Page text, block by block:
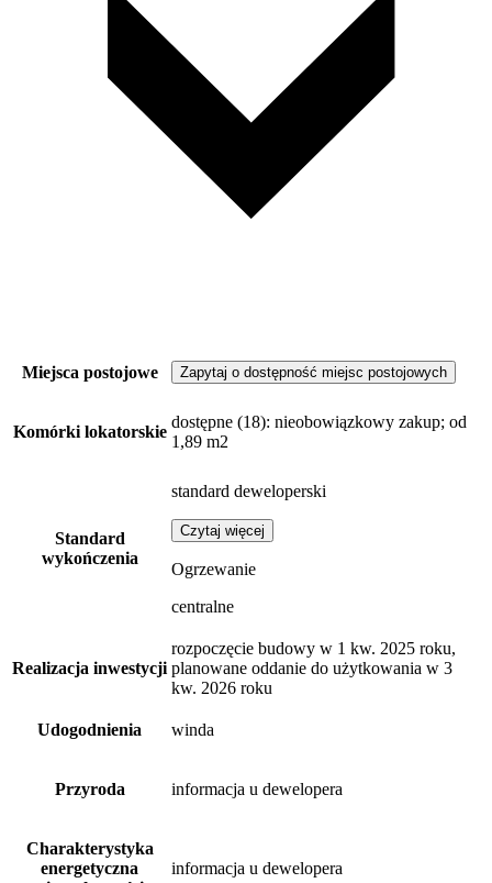
Miejsca postojowe Zapytaj o dostępność miejsc postojowych
Komórki lokatorskie
dostępne (18): nieobowiązkowy zakup; od
1,89 m2
Standard
wykończenia
standard deweloperski
Czytaj więcej
Ogrzewanie
centralne
Realizacja inwestycji
rozpoczęcie budowy w 1 kw. 2025 roku,
planowane oddanie do użytkowania w 3
kw. 2026 roku
Udogodnienia winda
Przyroda informacja u dewelopera
Charakterystyka
energetyczna
informacja u dewelopera